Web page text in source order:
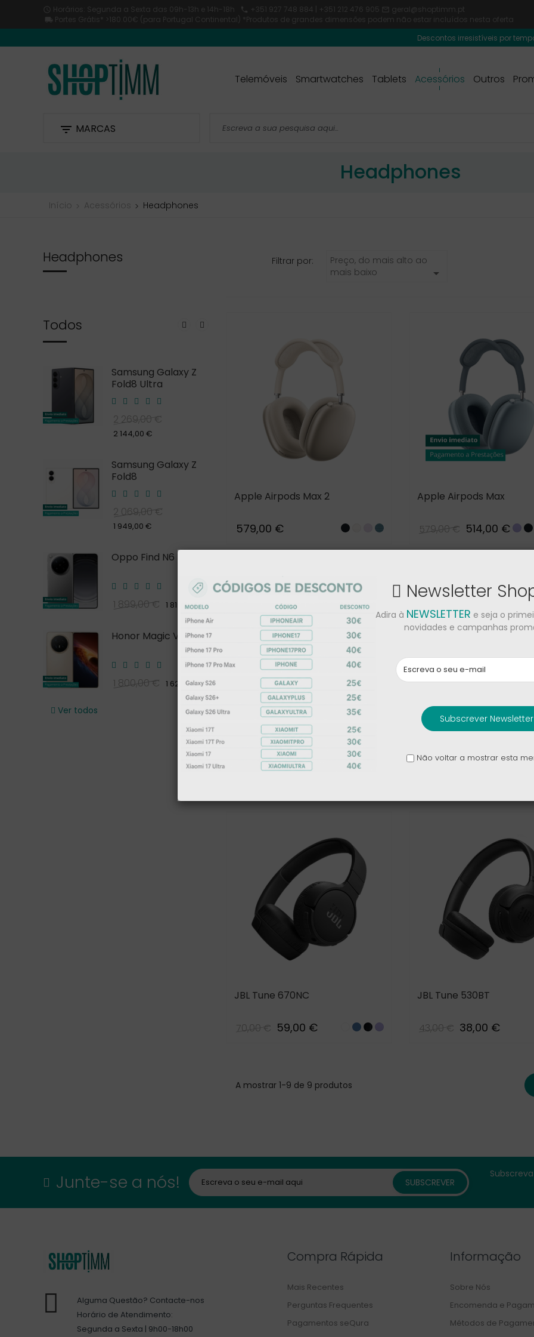
 Horários: Segunda a Sexta das 09h-13h e 14h-18h  +351 927 748 884 | +351 212 476 905 geral@shoptimm.pt
 Portes Grátis* >180.00€ (para Portugal Continental) *Produtos de grandes dimensões podem não estar incluídos nesta oferta
Descontos irresistíveis por tempo
Telemóveis Smartwatches Tablets Acessórios Outros
 MARCAS
Headphones
Início Acessórios Headphones
Headphones
Todos
Samsung Galaxy Z
Fold8 Ultra
2 269,00 €
2 144,00 €
Samsung Galaxy Z
Fold8
2 069,00 €
1 949,00 €
Oppo Find N6 5G
1 899,00 € 1 819,00 €
Honor Magic V6
1 800,00 € 1 620,00 €
Apple iPhone 16 Pro
1 999,00 €
Apple iPhone 17 Pro
Max
1 499,00 €
Samsung Galaxy Z
Honor Magic V5
1 619,00 € 1 169,00 €
Samsung Galaxy S26
Ultra
1 499,00 € 969,00 €
Samsung Galaxy S25
Ultra
1 499,00 € 859,00 €
Ver todos
Filtrar por:
Preço, do mais alto ao
mais baixo

Apple Airpods Max 2
579,00 € Midnight
Starlight_Purple_
Blue_e
Apple Airpods Max
579,00 € 514,00 €
JBL Live 770NC
JBL Tune 670NC
70,00 € 59,00 € White
BLUEBlackPurple
JBL Tune 530BT
43,00 € 38,00 €
A mostrar 1-9 de 9 produtos
Junte-se a nós!
Alguma Questão? Contacte-nos
Horário de Atendimento:
Segunda a Sexta | 9h00-18h00
Compra Rápida
Mais Recentes
Perguntas Frequentes
Pagamentos seQura
Informação
Sobre Nós
Encomenda e
Métodos de
Newsletter
Adira à NEWSLETTER e seja o
novidades e campanhas
Subscrever Newsletter
Não voltar a mostrar esta